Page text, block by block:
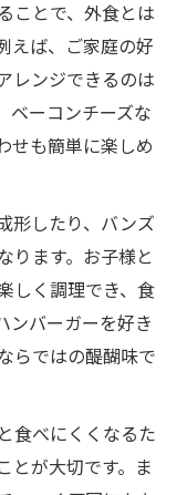
ことで、外食とは
えば、ご家庭の好
レンジできるのは
ベーコンチーズな
せも簡単に楽しめ
形したり、バンズ
ります。お子様と
しく調理でき、食
ンバーガーを好き
らではの醍醐味で
食べにくくなるた
とが大切です。ま